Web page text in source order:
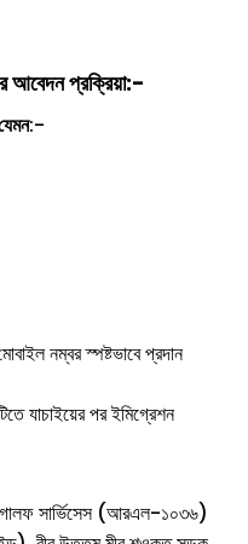
আবেদন প্রক্রিয়া:-
:-
নম্বর স্পষ্টভাবে প্রদান
যাচাইয়ের পর ইমিগ্রেশন
গালফ সার্ভিসেস (আরএল-১০৩৬)